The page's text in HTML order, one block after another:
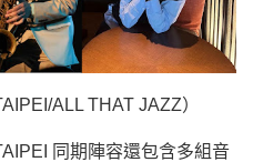
ALL THAT JAZZ）
同期陣容還包含多組音